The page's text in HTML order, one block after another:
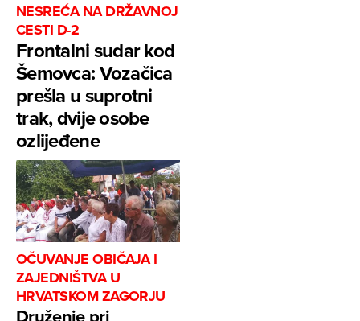
NESREĆA NA DRŽAVNOJ
CESTI D-2
Frontalni sudar kod
Šemovca: Vozačica
prešla u suprotni
trak, dvije osobe
ozlijeđene
OČUVANJE OBIČAJA I
ZAJEDNIŠTVA U
HRVATSKOM ZAGORJU